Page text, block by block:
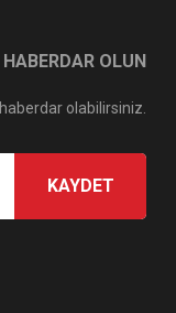
OLUN
olabilirsiniz.
KAYDET